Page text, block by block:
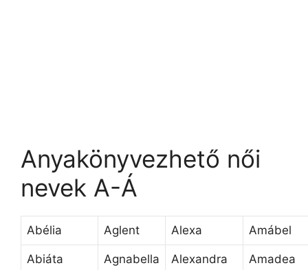
Anyakönyvezhető női
nevek A-Á
Abélia Aglent Alexa Amábel
Abiáta Agnabella Alexandra Amadea